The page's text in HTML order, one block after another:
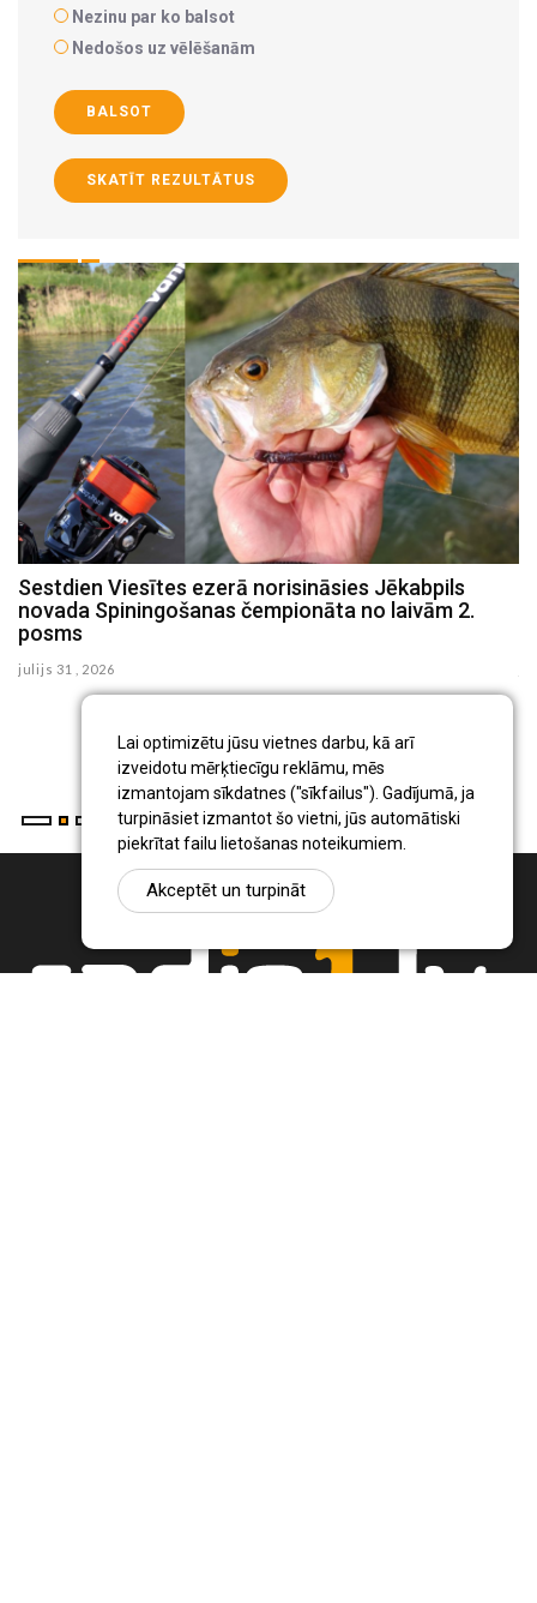
Lai optimizētu jūsu vietnes darbu, kā arī
izveidotu mērķtiecīgu reklāmu, mēs
izmantojam sīkdatnes ("sīkfailus"). Gadījumā, ja
turpināsiet izmantot šo vietni, jūs automātiski
piekrītat failu lietošanas noteikumiem.
Akceptēt un turpināt
Nezinu par ko balsot
Nedošos uz vēlēšanām
BALSOT
SKATĪT REZULTĀTUS
Sestdien Viesītes ezerā norisināsies Jēkabpils
novada Spiningošanas čempionāta no laivām 2.
posms
julijs 31 , 2026